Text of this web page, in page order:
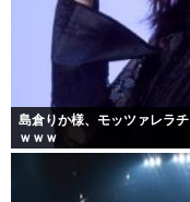
島倉りか様、モッツァレラ
ｗｗｗ